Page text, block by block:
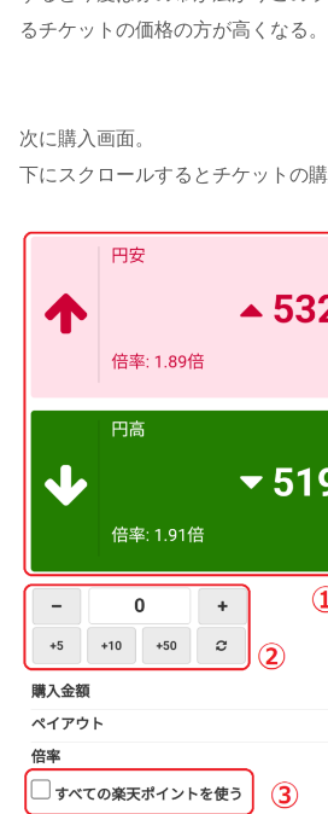
るチケットの価格の方が高くなる。
次に購入画面。
下にスクロールするとチケットの